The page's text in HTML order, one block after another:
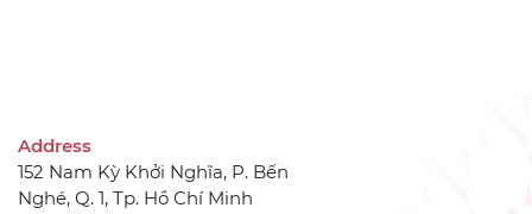
Address
152 Nam Kỳ Khởi Nghĩa, P. Bến
Nghé, Q. 1, Tp. Hồ Chí Minh